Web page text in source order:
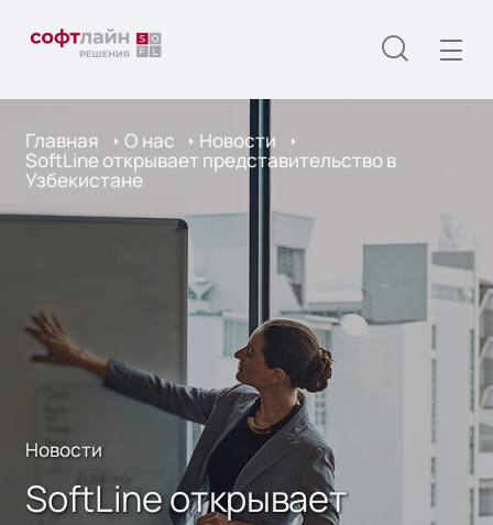
Главная О нас Новости
SoftLine открывает представительство в
Узбекистане
Новости
SoftLine открывает